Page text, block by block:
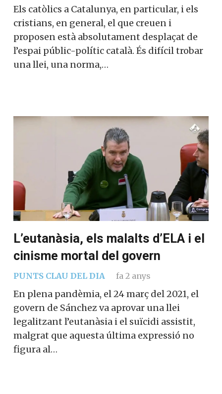
Els catòlics a Catalunya, en particular, i els
cristians, en general, el que creuen i
proposen està absolutament desplaçat de
l’espai públic-polític català. És difícil trobar
una llei, una norma,…
L’eutanàsia, els malalts d’ELA i el
cinisme mortal del govern
PUNTS CLAU DEL DIA fa 2 anys
En plena pandèmia, el 24 març del 2021, el
govern de Sánchez va aprovar una llei
legalitzant l’eutanàsia i el suïcidi assistit,
malgrat que aquesta última expressió no
figura al…